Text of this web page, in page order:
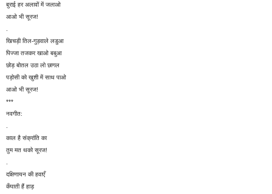
बुराई हर अलावों में जलाओ
आओ भी सूरज!
खिचड़ी तिल-गुड़वाले लडुआ
पिज्जा तजकर खाओ बबुआ
छोड़ बोतल उठा लो छागल
पड़ोसी को खुशी में साथ पाओ
आओ भी सूरज!
***
नवगीत:
काल है संक्रांति का
तुम मत थको सूरज!
दक्षिणायन की हवाएँ
कँपाती हैं हाड़